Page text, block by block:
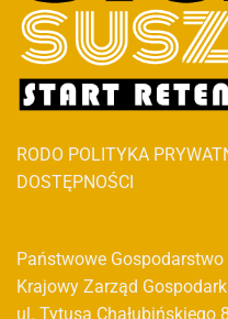
RODO POLITYKA
DOSTĘPNOŚCI
Państwowe
Krajowy Zarząd
ul. Tytusa Chałubińskiego 8